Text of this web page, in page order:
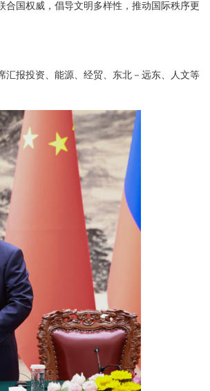
国权威，倡导文明多样性，推动国际秩序更
汇报投资、能源、经贸、东北－远东、人文等